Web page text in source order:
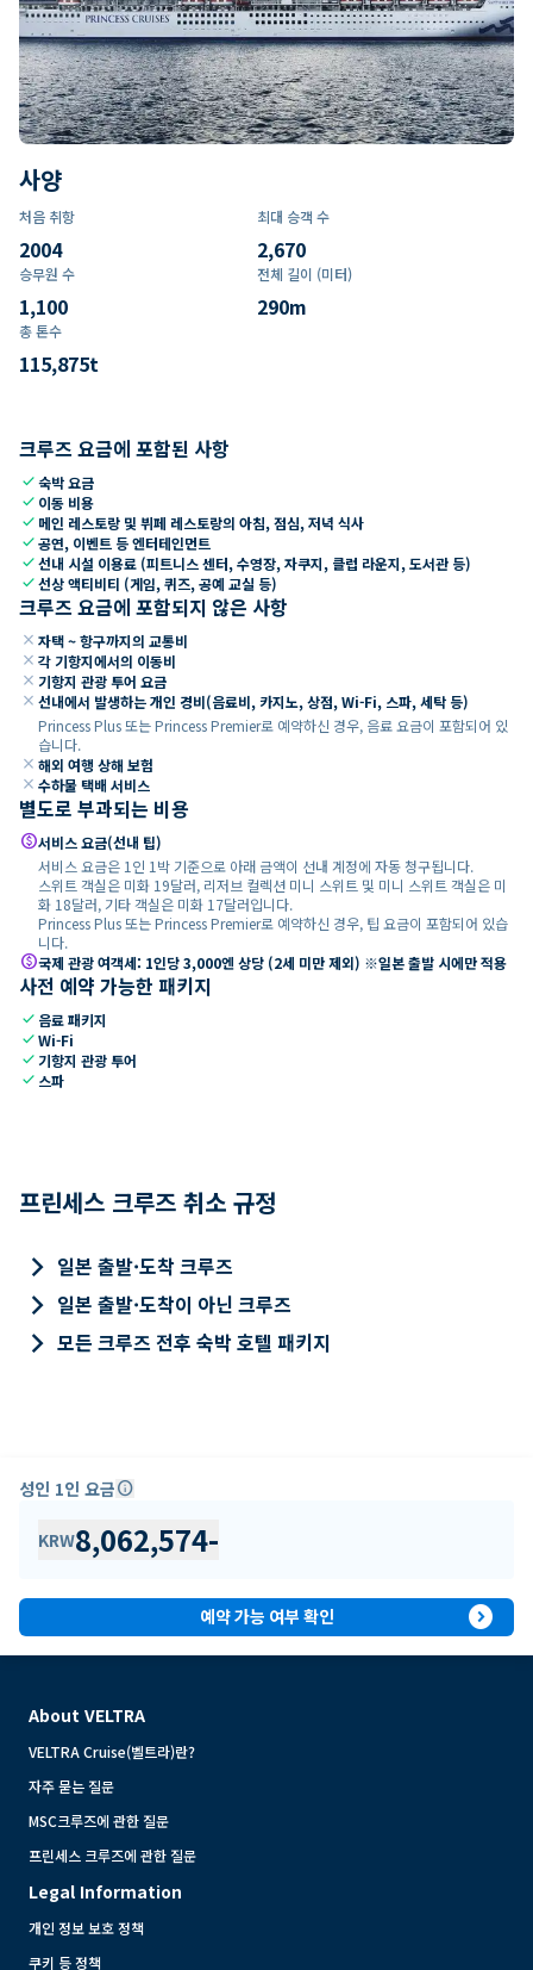
사양
처음 취항
2004
최대 승객 수
2,670
승무원 수
1,100
전체 길이 (미터)
290m
총 톤수
115,875t
크루즈 요금에 포함된 사항
check숙박 요금
check 이동 비용
check 메인 레스토랑 및 뷔페 레스토랑의 아침, 점심, 저녁 식사
check공연, 이벤트 등 엔터테인먼트
check선내 시설 이용료 (피트니스 센터, 수영장, 자쿠지, 클럽 라운지, 도서관 등)
check선상 액티비티 (게임, 퀴즈, 공예 교실 등)
크루즈 요금에 포함되지 않은 사항
close 자택 ~ 항구까지의 교통비
close 각 기항지에서의 이동비
close 기항지 관광 투어 요금
close 선내에서 발생하는 개인 경비(음료비, 카지노, 상점, Wi-Fi, 스파, 세탁 등)
Princess Plus 또는 Princess Premier로 예약하신 경우, 음료 요금이 포함되어 있
습니다.
close 해외 여행 상해 보험
close 수하물 택배 서비스
별도로 부과되는 비용
paid서비스 요금(선내 팁)
서비스 요금은 1인 1박 기준으로 아래 금액이 선내 계정에 자동 청구됩니다.
스위트 객실은 미화 19달러, 리저브 컬렉션 미니 스위트 및 미니 스위트 객실은 미
화 18달러, 기타 객실은 미화 17달러입니다.
Princess Plus 또는 Princess Premier로 예약하신 경우, 팁 요금이 포함되어 있습
니다.
paid국제 관광 여객세: 1인당 3,000엔 상당 (2세 미만 제외) ※일본 출발 시에만 적용
사전 예약 가능한 패키지
check 음료 패키지
checkWi-Fi
check 기항지 관광 투어
check 스파
프린세스 크루즈 취소 규정
keyboard_arrow_right 일본 출발·도착 크루즈
keyboard_arrow_right 일본 출발·도착이 아닌 크루즈
keyboard_arrow_right 모든 크루즈 전후 숙박 호텔 패키지
성인 1인 요금info
KRW8,062,574-
예약 가능 여부 확인 expand_circle_right
About VELTRA
VELTRA Cruise(벨트라)란?
자주 묻는 질문
MSC크루즈에 관한 질문
프린세스 크루즈에 관한 질문
Legal Information
개인 정보 보호 정책
쿠키 등 정책